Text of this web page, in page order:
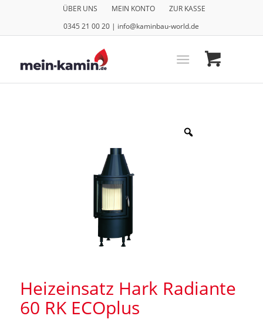
ÜBER UNS MEIN KONTO
ZUR KASSE
0345 21 00 20 | info@kaminbau-world.de
Heizeinsatz Hark Radiante
60 RK ECOplus